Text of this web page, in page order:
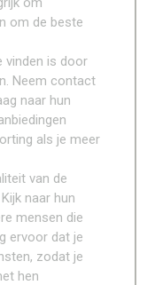
om de beste
vinden is door
Neem contact
naar hun
als je meer
van de
naar hun
mensen die
ervoor dat je
zodat je
hen